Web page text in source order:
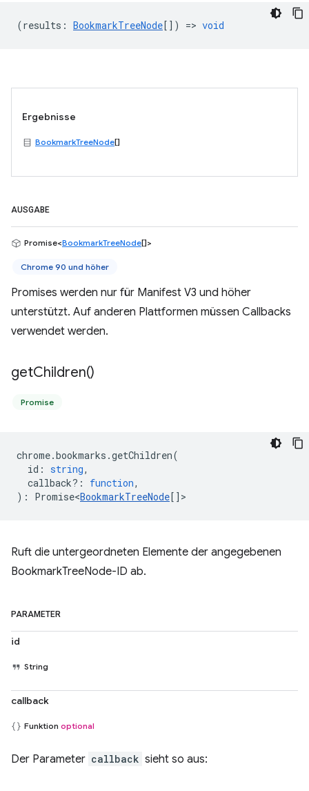
(results : BookmarkTreeNode[]) => void
Ergebnisse
BookmarkTreeNode[]
AUSGABE
Promise<BookmarkTreeNode[]>
Chrome 90 und höher
Promises werden nur für Manifest V3 und höher
unterstützt. Auf anderen Plattformen müssen Callbacks
verwendet werden.
getChildren()
Promise
chrome.bookmarks .getChildren(
id : string,
callback? : function,
) : Promise<BookmarkTreeNode[] >
Ruft die untergeordneten Elemente der angegebenen
BookmarkTreeNode-ID ab.
PARAMETER
id
String
callback
Funktion optional
Der Parameter callback sieht so aus: